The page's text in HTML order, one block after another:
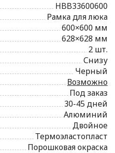
HBB33600600
Рамка для люка
600×600 мм
628×628 мм
2 шт.
Снизу
Черный
Возможно
Под заказ
30-45 дней
Алюминий
Двойное
Термоэластопласт
Порошковая окраска